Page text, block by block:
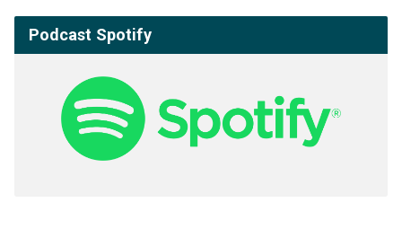
Podcast Spotify